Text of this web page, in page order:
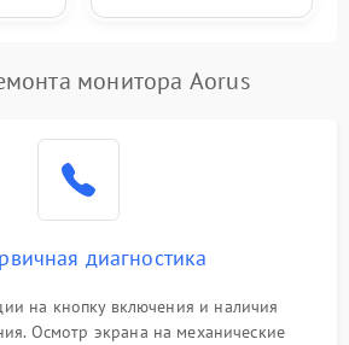
монитора Aorus
диагностика
на кнопку включения и наличия
Осмотр экрана на механические